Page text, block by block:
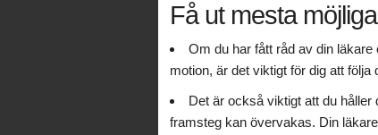
Få ut mesta
Om du har fått råd av din
motion, är det viktigt för dig att följa
Det är också viktigt att du
framsteg kan övervakas. Din